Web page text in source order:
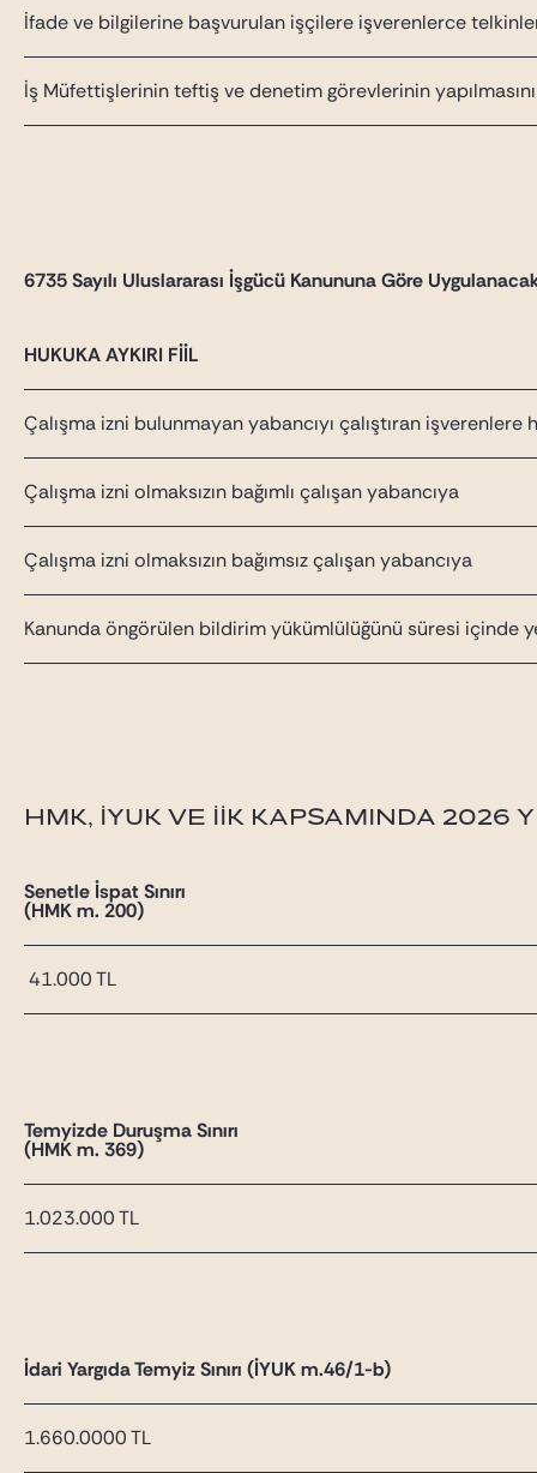
İfade ve bilgilerine başvurulan işçilere işverenlerce
İş Müfettişlerinin teftiş ve denetim görevlerinin yapılmasını
6735 Sayılı Uluslararası İşgücü Kanununa Göre
HUKUKA AYKIRI FİİL
Çalışma izni bulunmayan yabancıyı çalıştıran işverenlere
Çalışma izni olmaksızın bağımlı çalışan yabancıya
Çalışma izni olmaksızın bağımsız çalışan yabancıya
Kanunda öngörülen bildirim yükümlülüğünü süresi içinde
HMK, İYUK VE İİK KAPSAMINDA 2026
Senetle İspat Sınırı
(HMK m. 200)
41.000 TL
Temyizde Duruşma Sınırı
(HMK m. 369)
1.023.000 TL
İdari Yargıda Temyiz Sınırı (İYUK m.46/1-b)
1.660.0000 TL